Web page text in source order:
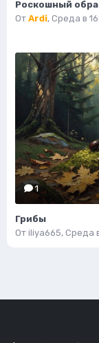
От Ardi, Среда в
1
Грибы
От iliya665, Среда